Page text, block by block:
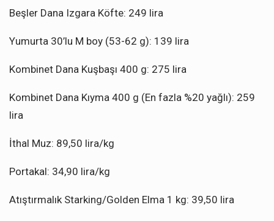
Beşler Dana Izgara Köfte: 249 lira
Yumurta 30’lu M boy (53-62 g): 139 lira
Kombinet Dana Kuşbaşı 400 g: 275 lira
Kombinet Dana Kıyma 400 g (En fazla %20 yağlı): 259
lira
İthal Muz: 89,50 lira/kg
Portakal: 34,90 lira/kg
Atıştırmalık Starking/Golden Elma 1 kg: 39,50 lira